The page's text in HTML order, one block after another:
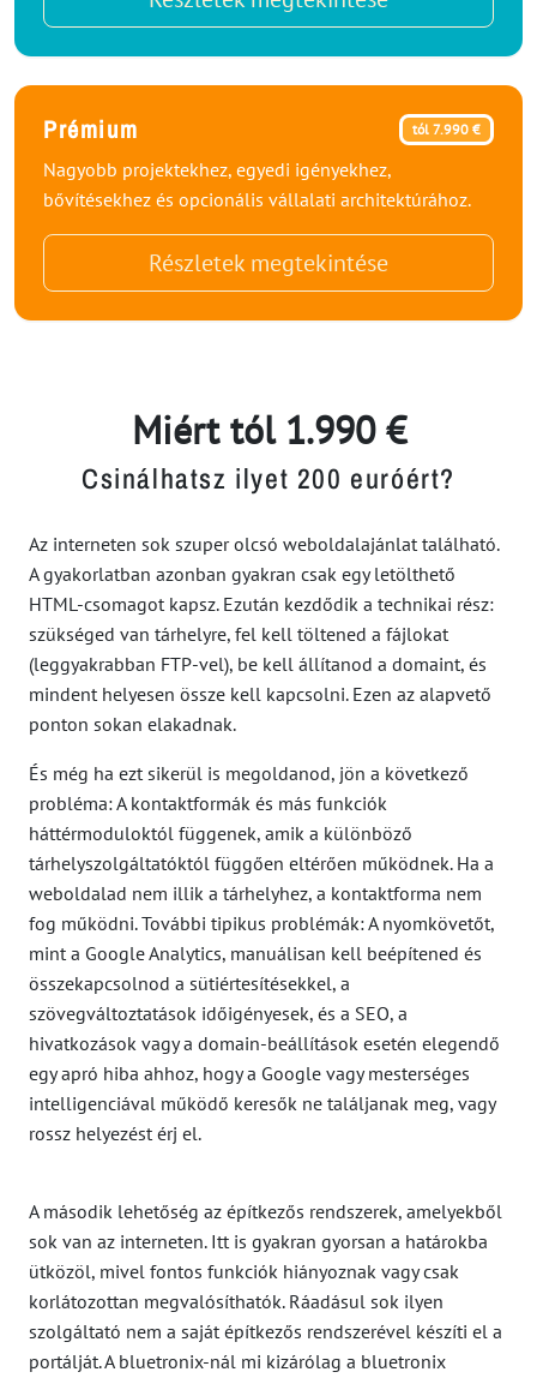
Prémium tól 7.990 €
Nagyobb projektekhez, egyedi igényekhez,
bővítésekhez és opcionális vállalati architektúrához.
Részletek megtekintése
Miért tól 1.990 €
Csinálhatsz ilyet 200 euróért?
Az interneten sok szuper olcsó weboldalajánlat található.
A gyakorlatban azonban gyakran csak egy letölthető
HTML-csomagot kapsz. Ezután kezdődik a technikai rész:
szükséged van tárhelyre, fel kell töltened a fájlokat
(leggyakrabban FTP-vel), be kell állítanod a domaint, és
mindent helyesen össze kell kapcsolni. Ezen az alapvető
ponton sokan elakadnak.
És még ha ezt sikerül is megoldanod, jön a következő
probléma: A kontaktformák és más funkciók
háttérmoduloktól függenek, amik a különböző
tárhelyszolgáltatóktól függően eltérően működnek. Ha a
weboldalad nem illik a tárhelyhez, a kontaktforma nem
fog működni. További tipikus problémák: A nyomkövetőt,
mint a Google Analytics, manuálisan kell beépítened és
összekapcsolnod a sütiértesítésekkel, a
szövegváltoztatások időigényesek, és a SEO, a
hivatkozások vagy a domain-beállítások esetén elegendő
egy apró hiba ahhoz, hogy a Google vagy mesterséges
intelligenciával működő keresők ne találjanak meg, vagy
rossz helyezést érj el.
A második lehetőség az építkezős rendszerek, amelyekből
sok van az interneten. Itt is gyakran gyorsan a határokba
ütközöl, mivel fontos funkciók hiányoznak vagy csak
korlátozottan megvalósíthatók. Ráadásul sok ilyen
szolgáltató nem a saját építkezős rendszerével készíti el a
portálját. A bluetronix-nál mi kizárólag a bluetronix